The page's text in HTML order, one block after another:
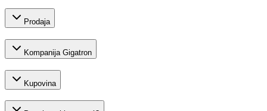
Prodaja
Kompanija Gigatron
Kupovina